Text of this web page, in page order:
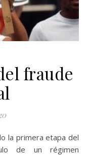
fraude
de un régimen